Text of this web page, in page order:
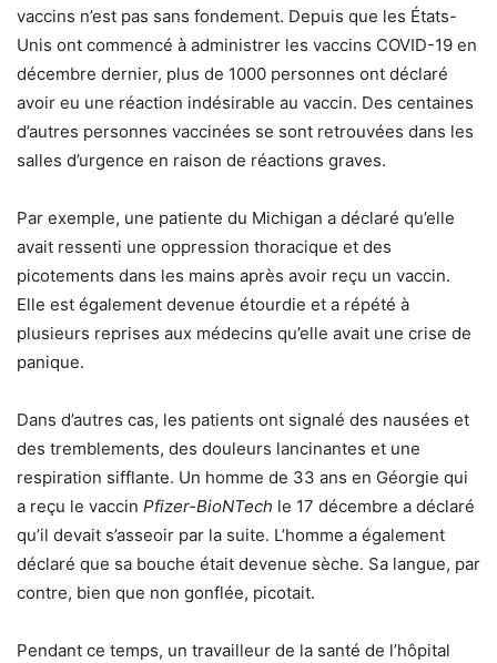
vaccins n’est pas sans fondement. Depuis que les États-
Unis ont commencé à administrer les vaccins COVID-19 en
décembre dernier, plus de 1000 personnes ont déclaré
avoir eu une réaction indésirable au vaccin. Des centaines
d’autres personnes vaccinées se sont retrouvées dans les
salles d’urgence en raison de réactions graves.
Par exemple, une patiente du Michigan a déclaré qu’elle
avait ressenti une oppression thoracique et des
picotements dans les mains après avoir reçu un vaccin.
Elle est également devenue étourdie et a répété à
plusieurs reprises aux médecins qu’elle avait une crise de
panique.
Dans d’autres cas, les patients ont signalé des nausées et
des tremblements, des douleurs lancinantes et une
respiration sifflante. Un homme de 33 ans en Géorgie qui
a reçu le vaccin Pfizer-BioNTech le 17 décembre a déclaré
qu’il devait s’asseoir par la suite. L’homme a également
déclaré que sa bouche était devenue sèche. Sa langue, par
contre, bien que non gonflée, picotait.
Pendant ce temps, un travailleur de la santé de l’hôpital